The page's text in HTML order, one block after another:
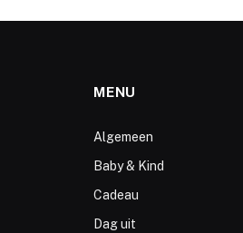
MENU
Algemeen
Baby & Kind
Cadeau
Dag uit